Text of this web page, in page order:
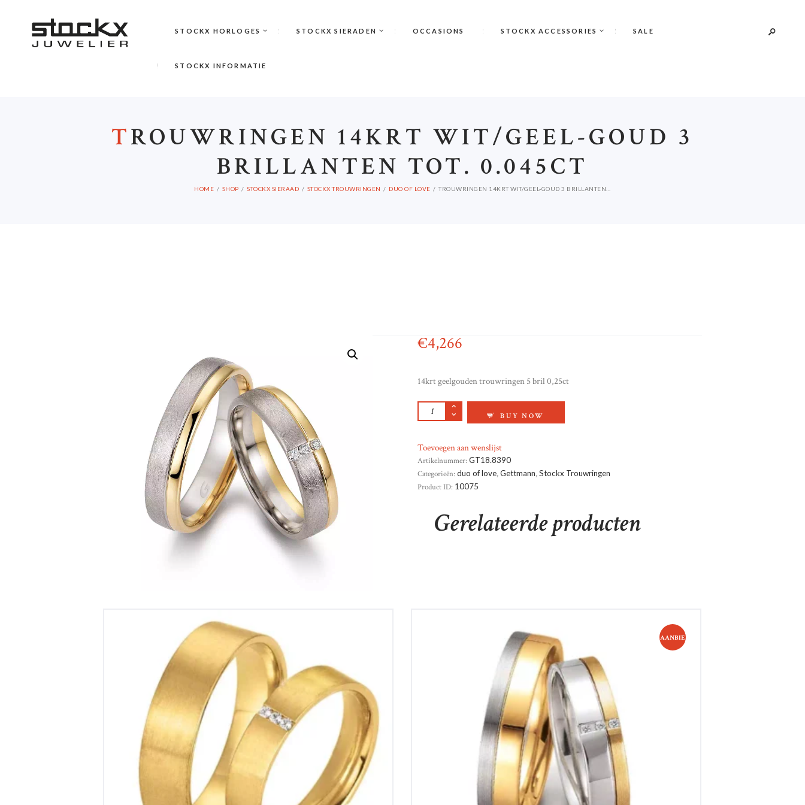
STOCKX HORLOGES STOCKX SIERADEN OCCASIONS STOCKX ACCESSORIES SALE
STOCKX INFORMATIE
TROUWRINGEN 14KRT WIT/GEEL-GOUD 3
BRILLANTEN TOT. 0.045CT
HOME SHOP STOCKX SIERAAD STOCKX TROUWRINGEN DUO OF LOVE TROUWRINGEN 14KRT WIT/GEEL-GOUD 3 BRILLANTEN...
€4,266
14krt geelgouden trouwringen 5 bril 0,25ct
TROUWRINGEN 14KRT WIT/GEEL-GOUD 3 BRILLANTEN TOT.
BUY NOW
Toevoegen aan wenslijst
Artikelnummer: GT18.8390
Categorieën: duo of love,Gettmann,Stockx Trouwringen
Product ID: 10075
Gerelateerde producten
Trouwringen 14krt Geel-Goud 3 Brillanten tot. 0.03ct
AANBIE
Trouwringen 14krt Wit/Geel-Goud 3 Brillanten tot. 0.024ct
3,549 €1,671